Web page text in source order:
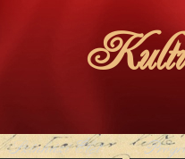
Színházi Élet